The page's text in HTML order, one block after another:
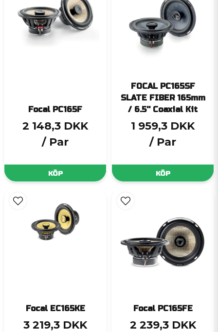
Focal PC165F
2 148,3 DKK
/ Par
KÖP
FOCAL PC165SF
SLATE FIBER 165mm
/ 6.5'' Coaxial Kit
1 959,3 DKK
/ Par
KÖP
Focal EC165KE
3 219,3 DKK
Focal PC165FE
2 239,3 DKK